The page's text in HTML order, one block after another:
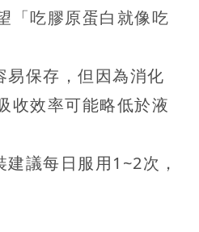
「吃膠原蛋白就像吃
易保存，但因為消化
收效率可能略低於液
議每日服用1~2次，